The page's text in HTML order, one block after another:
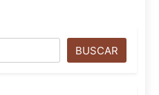
BUSCAR